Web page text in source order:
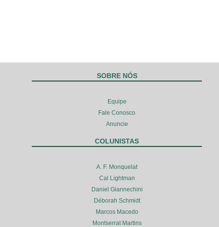
SOBRE NÓS
Equipe
Fale Conosco
Anuncie
COLUNISTAS
A. F. Monquelat
Cal Lightman
Daniel Giannechini
Déborah Schmidt
Marcos Macedo
Montserrat Martins